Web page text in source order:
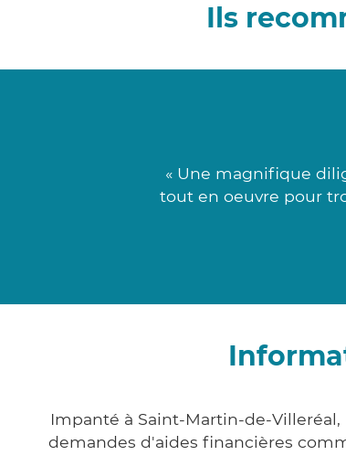
Ils
« Une magnifique
tout en oeuvre pour
Impanté à Saint-Martin-de-
demandes d'aides financières